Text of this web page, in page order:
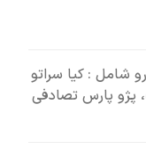
خودرو شامل : کیا سراتو
، پژو پارس تیپ تیو 5، پژو پارس تصادفی